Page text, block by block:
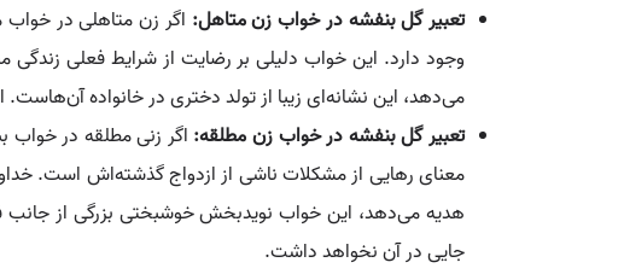
تعبیر گل بنفشه در خواب زن متاهل: اگر زن متاهلی در
وجود دارد. این خواب دلیلی بر رضایت از شرایط فعلی
می‌دهد، این نشانه‌ای زیبا از تولد دختری در خانواده
تعبیر گل بنفشه در خواب زن مطلقه: اگر زنی مطلقه در خواب
معنای رهایی از مشکلات ناشی از ازدواج گذشته‌اش است.
هدیه می‌دهد، این خواب نویدبخش خوشبختی بزرگی از
جایی در آن نخواهد داشت.